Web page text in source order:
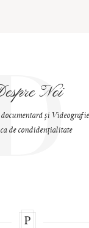
Noi
și Videografie
de condidențialitate
P